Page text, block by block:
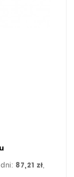
87,21 zł,